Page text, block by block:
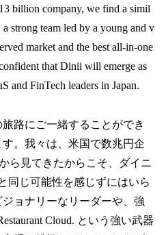
billion company, we find a simil
strong team led by a young and v
market and the best all-in-one
that Dinii will emerge as
and FinTech leaders in Japan.
路にご一緒することができ
。我々は、米国で数兆円企
ら見てきたからこそ、ダイニ
同じ可能性を感じずにはいら
ョナリーなリーダーや、強
Cloud. という強い武器